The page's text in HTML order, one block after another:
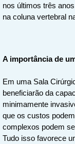
nos últimos três
na coluna vertebral
A importância de
Em uma Sala
beneficiarão da
minimamente
que os custos
complexos podem
Tudo isso favorece